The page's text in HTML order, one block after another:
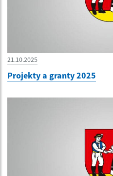
21.10.2025
Projekty a granty 2025